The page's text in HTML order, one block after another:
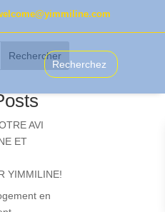
Rechercher
AVI
ET
YIMMILINE!
en